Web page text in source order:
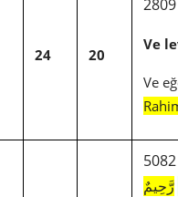
24 20
Ve
Ve
مِّنَ ٱلظُّلُمَٰتِ إِلَى ٱلنُّورِ وَإِنَّ ٱللَّهَ
رَّحِيمٌ